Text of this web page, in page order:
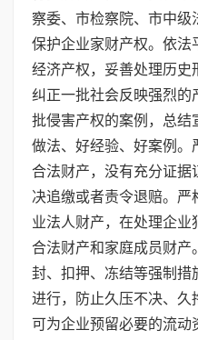
察委、市检察院、市中
保护企业家财产权。依法
经济产权，妥善处理历史
纠正一批社会反映强烈的
批侵害产权的案例，总结
做法、好经验、好案例。
合法财产，没有充分证据
决追缴或者责令退赔。
业法人财产，在处理企业
合法财产和家庭成员财产
封、扣押、冻结等强制措
进行，防止久压不决、久
可为企业预留必要的流